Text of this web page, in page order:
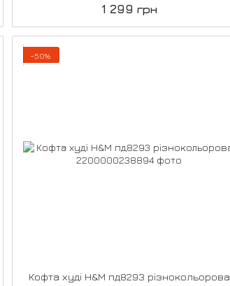
1 299 грн
−50%
Кофта худі H&M пд8293 різнокольорова